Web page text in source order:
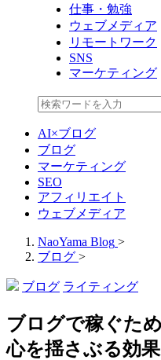
仕事・勉強
ウェブメディア
リモートワーク
SNS
マーケティング
AI×ブログ
ブログ
マーケティング
SEO
アフィリエイト
ウェブメディア
NaoYama Blog >
ブログ >
ブログ ライティング
ブログで稼ぐた
心を揺さぶる効